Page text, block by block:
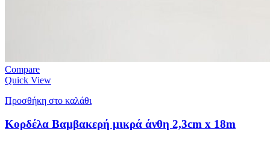
Compare
Quick View
Προσθήκη στο καλάθι
Κορδέλα Βαμβακερή μικρά άνθη 2,3cm x 18m